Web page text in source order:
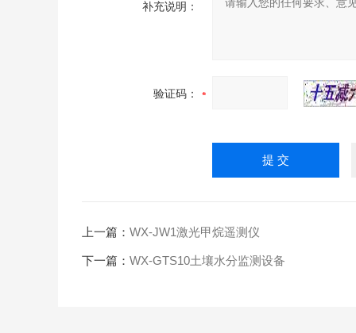
补充说明：
验证码：
上一篇： WX-JW1激光甲烷遥测仪
下一篇： WX-GTS10土壤水分监测设备